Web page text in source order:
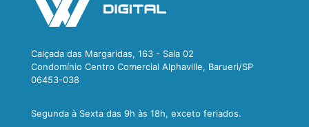
Calçada das Margaridas, 163 - Sala 02
Condomínio Centro Comercial Alphaville, Barueri/SP
06453-038
Segunda à Sexta das 9h às 18h, exceto feriados.